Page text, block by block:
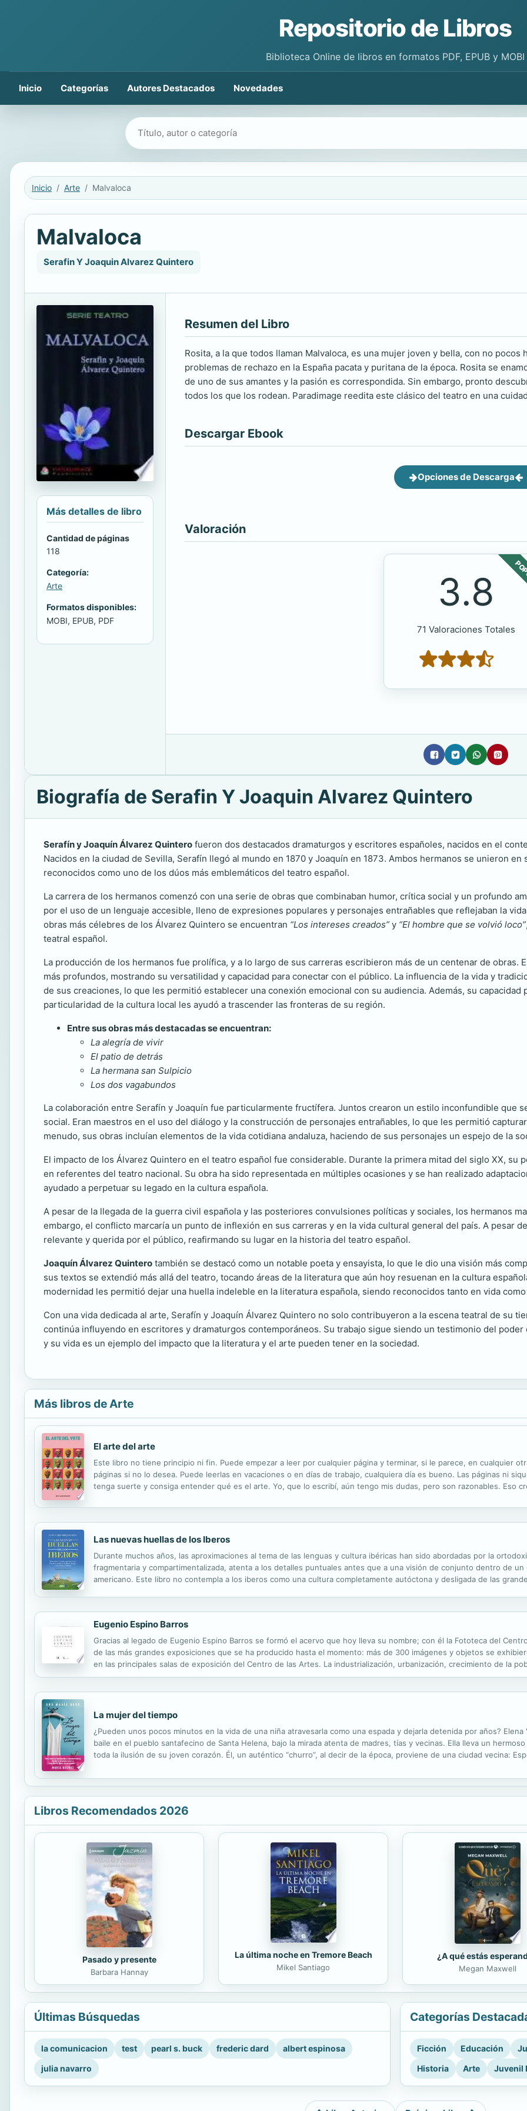
Repositorio de Libros
Biblioteca Online de libros en formatos PDF, EPUB y MOBI
Inicio Categorías Autores Destacados Novedades
Buscar libros
Inicio Arte Malvaloca
Malvaloca
Serafin Y Joaquin Alvarez Quintero
Más detalles de libro
Cantidad de páginas
118
Categoría:
Arte
Formatos disponibles:
MOBI, EPUB, PDF
Resumen del Libro
Rosita, a la que todos llaman Malvaloca, es una mujer joven y bella, con no
problemas de rechazo en la España pacata y puritana de la época. Rosita se
de uno de sus amantes y la pasión es correspondida. Sin embargo, pronto
todos los que los rodean. Paradimage reedita este clásico del teatro en una
Descargar Ebook
Opciones de Descarga
Valoración
3.8
71 Valoraciones Totales
Biografía de Serafin Y Joaquin Alvarez Quintero
Serafín y Joaquín Álvarez Quintero fueron dos destacados dramaturgos y escritores españoles, nacidos en el
Nacidos en la ciudad de Sevilla, Serafín llegó al mundo en 1870 y Joaquín en 1873. Ambos hermanos se unieron
reconocidos como uno de los dúos más emblemáticos del teatro español.
La carrera de los hermanos comenzó con una serie de obras que combinaban humor, crítica social y un profundo
por el uso de un lenguaje accesible, lleno de expresiones populares y personajes entrañables que reflejaban la
obras más célebres de los Álvarez Quintero se encuentran “Los intereses creados” y “El hombre que se volvió loco”
teatral español.
La producción de los hermanos fue prolífica, y a lo largo de sus carreras escribieron más de un centenar de obras.
más profundos, mostrando su versatilidad y capacidad para conectar con el público. La influencia de la vida y
de sus creaciones, lo que les permitió establecer una conexión emocional con su audiencia. Además, su capacidad
particularidad de la cultura local les ayudó a trascender las fronteras de su región.
Entre sus obras más destacadas se encuentran:
La alegría de vivir
El patio de detrás
La hermana san Sulpicio
Los dos vagabundos
La colaboración entre Serafín y Joaquín fue particularmente fructífera. Juntos crearon un estilo inconfundible que
social. Eran maestros en el uso del diálogo y la construcción de personajes entrañables, lo que les permitió
menudo, sus obras incluían elementos de la vida cotidiana andaluza, haciendo de sus personajes un espejo de la
El impacto de los Álvarez Quintero en el teatro español fue considerable. Durante la primera mitad del siglo XX,
en referentes del teatro nacional. Su obra ha sido representada en múltiples ocasiones y se han realizado
ayudado a perpetuar su legado en la cultura española.
A pesar de la llegada de la guerra civil española y las posteriores convulsiones políticas y sociales, los hermanos
embargo, el conflicto marcaría un punto de inflexión en sus carreras y en la vida cultural general del país. A pesar
relevante y querida por el público, reafirmando su lugar en la historia del teatro español.
Joaquín Álvarez Quintero también se destacó como un notable poeta y ensayista, lo que le dio una visión más
sus textos se extendió más allá del teatro, tocando áreas de la literatura que aún hoy resuenan en la cultura
modernidad les permitió dejar una huella indeleble en la literatura española, siendo reconocidos tanto en vida
Con una vida dedicada al arte, Serafín y Joaquín Álvarez Quintero no solo contribuyeron a la escena teatral de su
continúa influyendo en escritores y dramaturgos contemporáneos. Su trabajo sigue siendo un testimonio del
y su vida es un ejemplo del impacto que la literatura y el arte pueden tener en la sociedad.
Más libros de Arte
El arte del arte
Este libro no tiene principio ni fin. Puede empezar a leer por cualquier página y terminar, si le parece, en cualquier
páginas si no lo desea. Puede leerlas en vacaciones o en días de trabajo, cualquiera día es bueno. Las páginas ni
tenga suerte y consiga entender qué es el arte. Yo, que lo escribí, aún tengo mis dudas, pero son razonables. Eso
Las nuevas huellas de los Iberos
Durante muchos años, las aproximaciones al tema de las lenguas y cultura ibéricas han sido abordadas por la
fragmentaria y compartimentalizada, atenta a los detalles puntuales antes que a una visión de conjunto dentro de
americano. Este libro no contempla a los iberos como una cultura completamente autóctona y desligada de las
Eugenio Espino Barros
Gracias al legado de Eugenio Espino Barros se formó el acervo que hoy lleva su nombre; con él la Fototeca del
de las más grandes exposiciones que se ha producido hasta el momento: más de 300 imágenes y objetos se
en las principales salas de exposición del Centro de las Artes. La industrialización, urbanización, crecimiento de la
naturaleza, expansión del comercio, modificación de hábitos y costumbres, surgimiento de nuevas necesidades,
La mujer del tiempo
¿Pueden unos pocos minutos en la vida de una niña atravesarla como una espada y dejarla detenida por años?
baile en el pueblo santafecino de Santa Helena, bajo la mirada atenta de madres, tías y vecinas. Ella lleva un
toda la ilusión de su joven corazón. Él, un auténtico “churro”, al decir de la época, proviene de una ciudad vecina:
Libros Recomendados 2026
Pasado y presente
Barbara Hannay
La última noche en Tremore Beach
Mikel Santiago
¿A qué estás
Megan Maxwell
Últimas Búsquedas
la comunicacion test pearl s. buck frederic dard
albert espinosa
julia navarro
Categorías
Ficción Educación
Historia
Arte Juvenil